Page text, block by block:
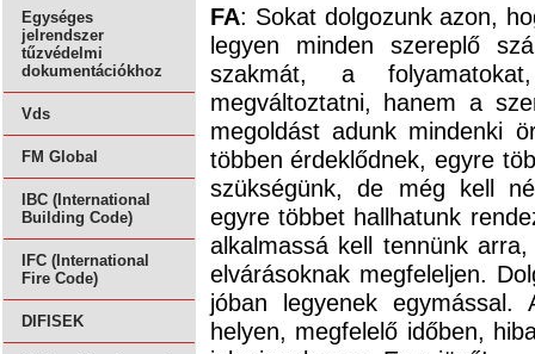
Egységes
jelrendszer
tűzvédelmi
dokumentációkhoz
Vds
FM Global
IBC (International
Building Code)
IFC (International
Fire Code)
DIFISEK
FA: Sokat dolgozunk azon,
legyen minden szereplő
szakmát, a
megváltoztatni, hanem a
megoldást adunk mindenki
többen érdeklődnek, egyre
szükségünk, de még kell
egyre többet hallhatunk
alkalmassá kell tennünk
elvárásoknak megfeleljen.
jóban legyenek
helyen, megfelelő időben,